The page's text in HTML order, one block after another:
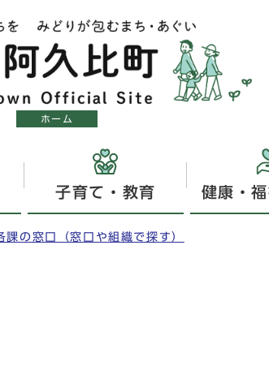
ホーム
子育て・教育 健康・
課の窓口（窓口や組織で探す）